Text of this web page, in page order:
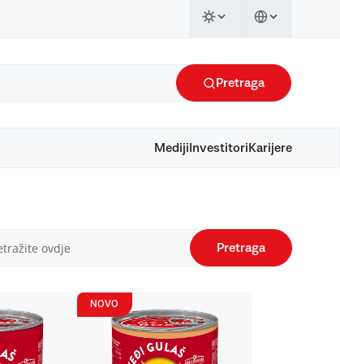
Pretraga
Mediji Investitori Karijere
Pretraga
NOVO